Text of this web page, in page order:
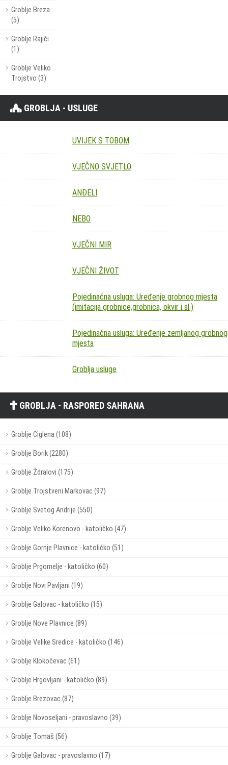
Groblje Breza
(5)
Groblje Rajići
(1)
Groblje Veliko
Trojstvo (3)
GROBLJA - USLUGE
UVIJEK S TOBOM
VJEČNO SVJETLO
ANĐELI
NEBO
VJEČNI MIR
VJEČNI ŽIVOT
Pojedinačna usluga: Uređenje grobnog mjesta
(imitacija grobnice,grobnica, okvir i sl.)
Pojedinačna usluga: Uređenje zemljanog grobnog
mjesta
Groblja usluge
GROBLJA - RASPORED SAHRANA
Groblje Ciglena (108)
Groblje Borik (2280)
Groblje Ždralovi (175)
Groblje Trojstveni Markovac (97)
Groblje Svetog Andrije (550)
Groblje Veliko Korenovo - katoličko (47)
Groblje Gornje Plavnice - katoličko (51)
Groblje Prgomelje - katoličko (60)
Groblje Novi Pavljani (19)
Groblje Galovac - katoličko (15)
Groblje Nove Plavnice (89)
Groblje Velike Sredice - katoličko (146)
Groblje Klokočevac (61)
Groblje Hrgovljani - katoličko (89)
Groblje Brezovac (87)
Groblje Novoseljani - pravoslavno (39)
Groblje Tomaš (56)
Groblje Galovac - pravoslavno (17)